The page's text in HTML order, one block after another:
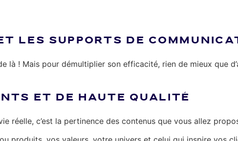
LES SUPPORTS DE
là ! Mais pour démultiplier son efficacité, rien de mieux que
ET DE HAUTE QUALITÉ
réelle, c’est la pertinence des contenus que vous allez